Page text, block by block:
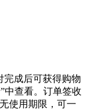
完成后可获得购物
中查看。订单签收
使用期限，可一